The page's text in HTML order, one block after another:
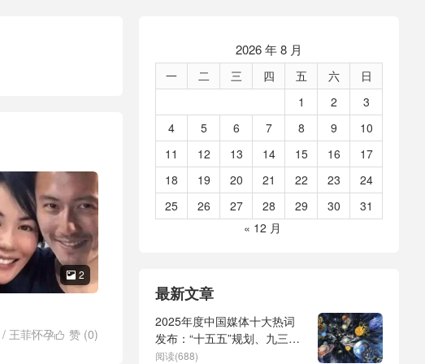
 2
 赞 (0)
/ 王菲怀孕
2026 年 8 月
一 二 三 四 五 六
日
1
2
3
4
5 6 7 8 9
10
11
12 13 14 15 16
17
18
19 20 21 22 23
24
25
26 27 28 29 30
31
« 12 月
最新文章
2025年度中国媒体十大热词
发布：“十五五”规划、九三阅
兵、全球治理倡议、
阅读(688)